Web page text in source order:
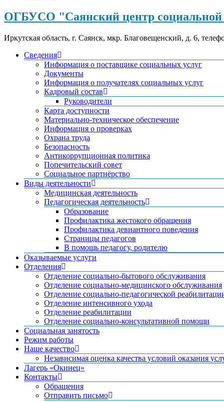
ОГБУСО "Саянский центр социальной
Иркутская область, г. Саянск, мкр. Благовещенский, д. 6,
Сведения
Информация о поставщике социальных услуг
Документы
Информация о получателях социальных услуг
Кадровый состав
Руководители
Карта доступности
Материально-техническое обеспечение
Информация о проверках
Охрана труда
Безопасность
Антикоррупционная политика
Попечительский совет
Социальное партнёрство
Виды деятельности
Медицинская деятельность
Педагогическая деятельность
Образование
Профилактика жестокого обращения
Профилактика девиантного поведения
Страницы педагогов
В помощь педагогу, родителю
Оказываемые услуги
Отделения
Отделение социально-бытового обслуживания
Отделение социально-медицинского обслуживания
Отделение социально-педагогической
Отделение интенсивного ухода
Отделение реабилитации
Отделение социально-консультативной помощи
Социальная занятость
Режим работы
Наше качество
Независимая оценка качества условий оказания
Лагерь «Окинец»
Контакты
Обращения
Отправить письмо